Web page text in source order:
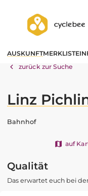
AUSKUNFTMERKLISTE
zurück zur Suche
Linz
Bahnhof
auf
Qualität
Das erwartet euch bei